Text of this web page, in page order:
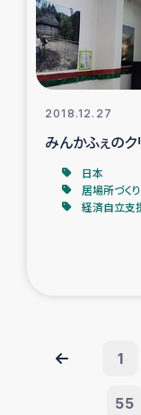
2018.12.27
みんかふぇのク
日本
居場所づくり
経済自立支
1
55